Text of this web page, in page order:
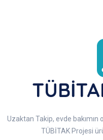
Uzaktan Takip, evde
TÜBİTAK Projesi